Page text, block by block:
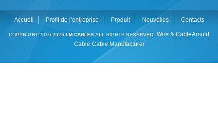
Accueil Profil de l’entreprise Produit Nouvelles Contacts
COPYRIGHT 2016-2026 LM CABLES ALL RIGHTS RESERVED. Wire & CableArnold
Cable Cable Manufacturer